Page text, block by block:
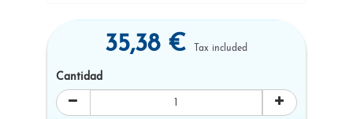
35,38 € Tax included
Cantidad